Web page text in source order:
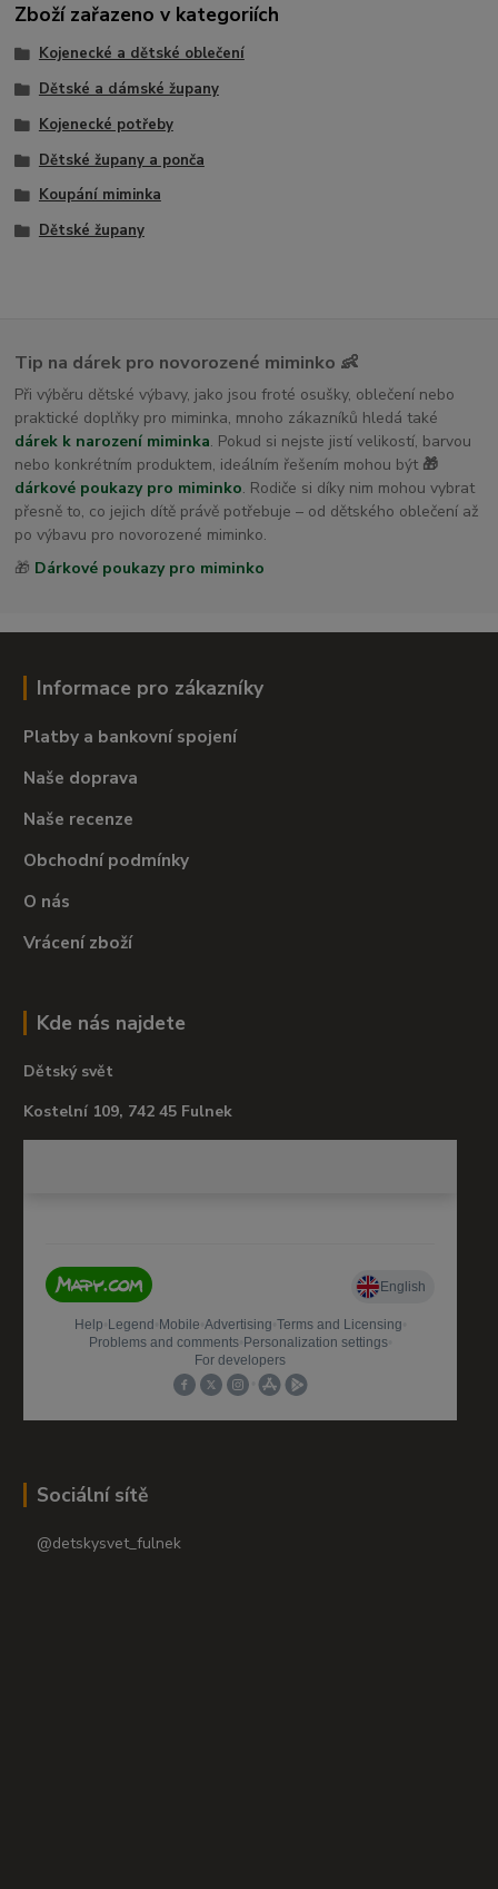
Zboží zařazeno v kategoriích
Kojenecké a dětské oblečení
Dětské a dámské župany
Kojenecké potřeby
Dětské župany a ponča
Koupání miminka
Dětské župany
Tip na dárek pro novorozené miminko 👶
Při výběru dětské výbavy, jako jsou froté osušky, oblečení nebo
praktické doplňky pro miminka, mnoho zákazníků hledá také
dárek k narození miminka. Pokud si nejste jistí velikostí, barvou
nebo konkrétním produktem, ideálním řešením mohou být 🎁
dárkové poukazy pro miminko. Rodiče si díky nim mohou vybrat
přesně to, co jejich dítě právě potřebuje – od dětského oblečení až
po výbavu pro novorozené miminko.
🎁 Dárkové poukazy pro miminko
Informace pro zákazníky
Platby a bankovní spojení
Naše doprava
Naše recenze
Obchodní podmínky
O nás
Vrácení zboží
Kde nás najdete
Dětský svět
Kostelní 109, 742 45 Fulnek
Sociální sítě
@detskysvet_fulnek